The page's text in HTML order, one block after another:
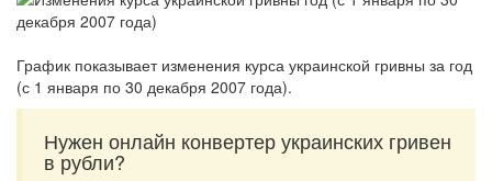
График показывает изменения курса украинской гривны за год
(с 1 января по 30 декабря 2007 года).
Нужен онлайн конвертер украинских гривен
в рубли?